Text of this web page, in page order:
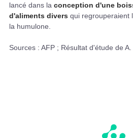
lancé dans la conception d'une
d'aliments divers qui regrouperaient
la humulone.
Sources : AFP ; Résultat d'étude de A.